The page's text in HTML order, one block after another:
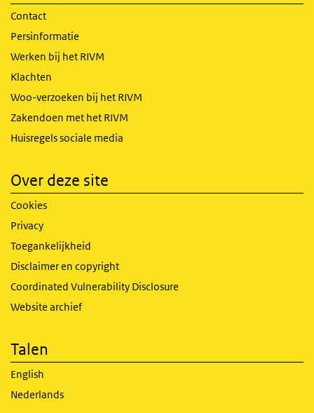
Contact
Persinformatie
Werken bij het RIVM
Klachten
Woo-verzoeken bij het RIVM
Zakendoen met het RIVM
Huisregels sociale media
Over deze site
Cookies
Privacy
Toegankelijkheid
Disclaimer en copyright
Coordinated Vulnerability Disclosure
Website archief
Talen
English
Nederlands